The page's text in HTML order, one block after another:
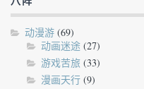
动漫游 (69)
动画迷途 (27)
游戏苦旅 (33)
漫画天行 (9)